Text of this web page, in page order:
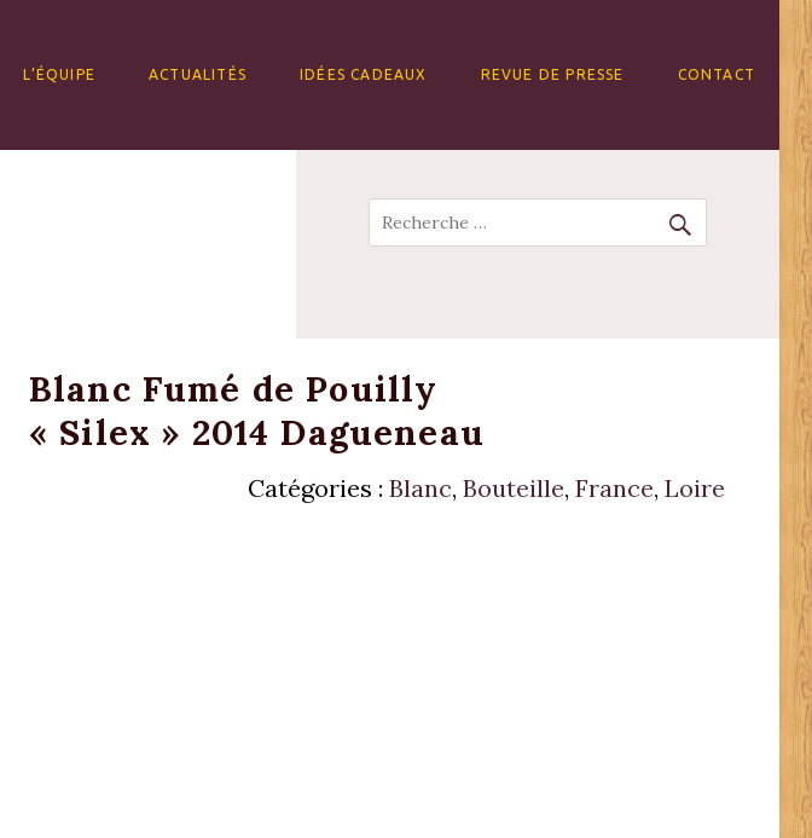
L’ÉQUIPE ACTUALITÉS IDÉES CADEAUX REVUE DE PRESSE CONTACT
Recherche
Blanc Fumé de Pouilly
« Silex » 2014 Dagueneau
Catégories : Blanc, Bouteille, France, Loire